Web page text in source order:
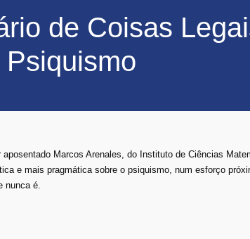
de Coisas
Marcos Arenales, do Instituto de Ciências
e mais pragmática sobre o psiquismo, num esforço
nunca é.